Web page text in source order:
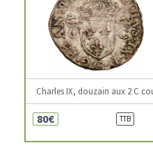
Charles IX, douzain aux 2 C
80€ TTB